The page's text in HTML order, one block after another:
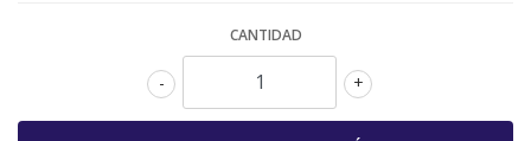
CANTIDAD
+
-